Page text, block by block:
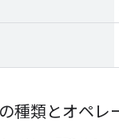
の種類とオペ